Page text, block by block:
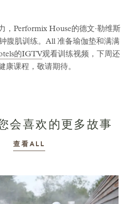
，Performix House的德文·勒维斯
腹肌训练。All 准备瑜伽垫和满满
的IGTV观看训练视频，下周还
康课程，敬请期待。
会喜欢的更多故事
查看ALL